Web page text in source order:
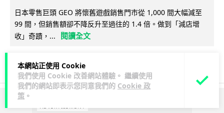
本網站正使用 Cookie
我們使用 Cookie 改善網站體驗。 繼續使用
我們的網站即表示您同意我們的 Cookie 政
策 。
日本零售巨頭 GEO 將懷舊遊戲銷售門市從 1,000 間大幅減至
99 間，但銷售額卻不降反升至過往的 1.4 倍。做到「減店增
收」奇蹟，...
閱讀全文
ADVERTISEMENT